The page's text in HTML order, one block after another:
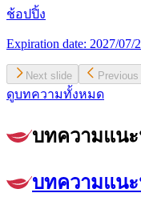
ช้อปปิ้ง
Expiration date: 2027/07/
Next slide
ดูบทความทั้งหมด
บทความแน
บทความแน